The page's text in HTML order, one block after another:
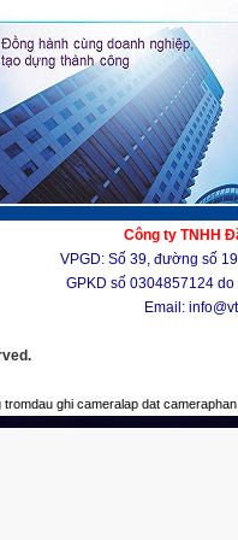
Công ty TNHH
VPGD: Số 39, đường số
GPKD số 0304857124
Email:
tromdau ghi cameralap dat camera